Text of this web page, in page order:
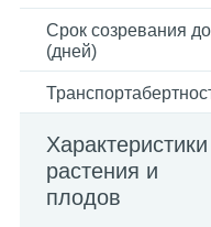
Срок созревания до
(дней)
Характеристики
растения и
плодов